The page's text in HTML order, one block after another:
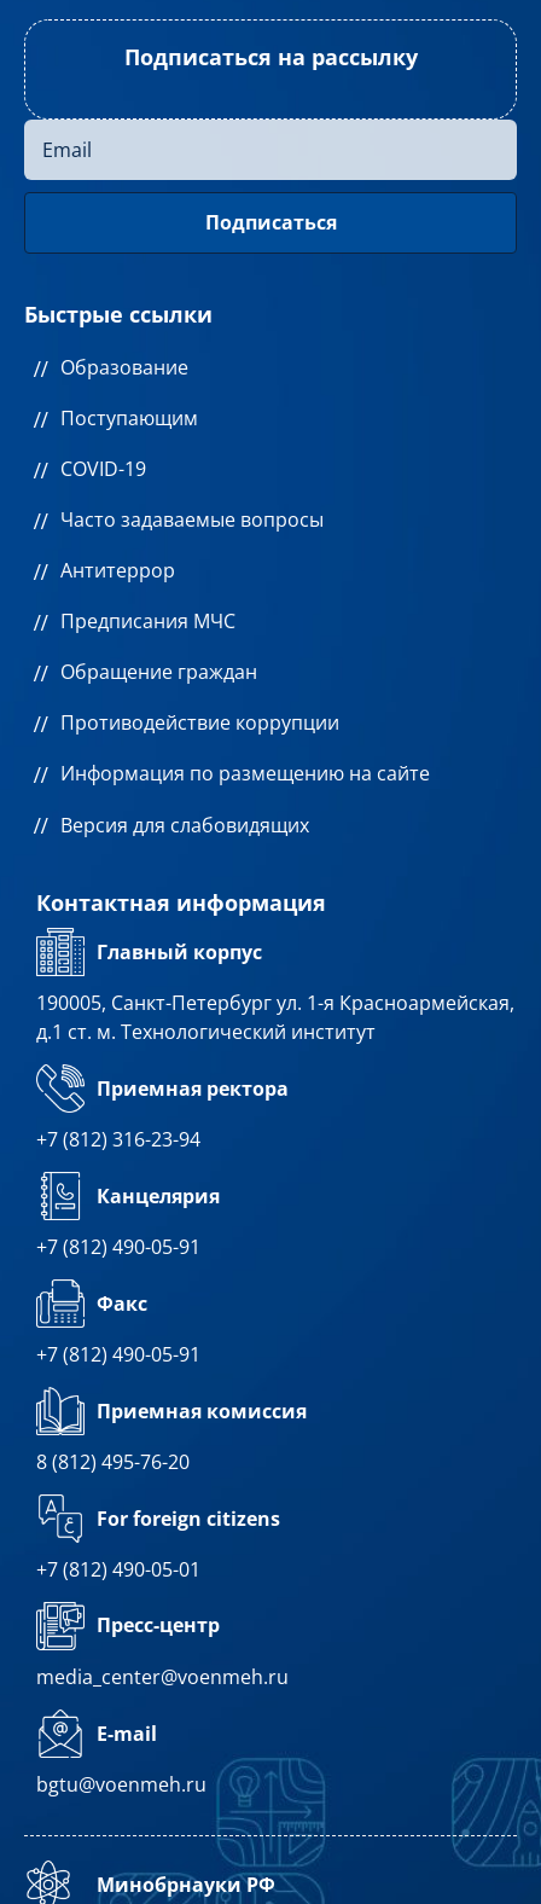
Подписаться на рассылку
Быстрые ссылки
Образование
Поступающим
COVID-19
Часто задаваемые вопросы
Антитеррор
Предписания МЧС
Обращение граждан
Противодействие коррупции
Информация по размещению на сайте
Версия для слабовидящих
Контактная информация
Главный корпус
190005, Санкт-Петербург ул. 1-я Красноармейская,
д.1 ст. м. Технологический институт
Приемная ректора
+7 (812) 316-23-94
Канцелярия
+7 (812) 490-05-91
Факс
+7 (812) 490-05-91
Приемная комиссия
8 (812) 495-76-20
For foreign citizens
+7 (812) 490-05-01
Пресс-центр
media_center@voenmeh.ru
E-mail
bgtu@voenmeh.ru
Минобрнауки РФ